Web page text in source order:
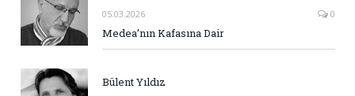
05.03.2026 0
Medea’nın Kafasına Dair
Bülent Yıldız